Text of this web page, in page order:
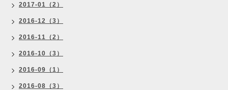
2017-01（2）
2016-12（3）
2016-11（2）
2016-10（3）
2016-09（1）
2016-08（3）